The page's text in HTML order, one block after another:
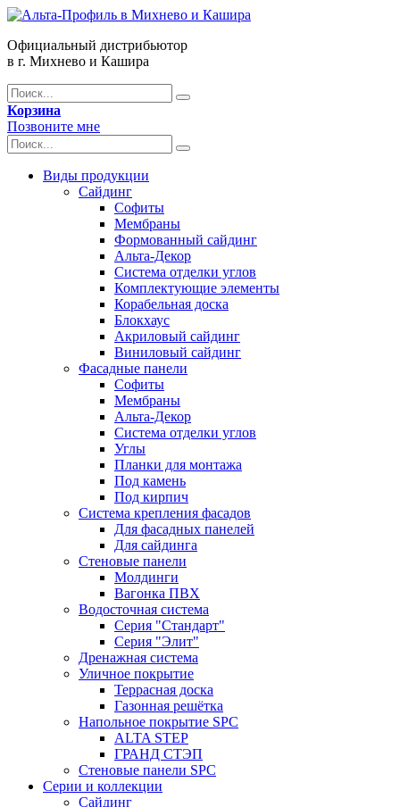
Официальный дистрибьютор
в г. Михнево и Кашира
Корзина
Позвоните мне
Виды продукции
Сайдинг
Софиты
Мембраны
Формованный сайдинг
Альта-Декор
Система отделки углов
Комплектующие элементы
Корабельная доска
Блокхаус
Акриловый сайдинг
Виниловый сайдинг
Фасадные панели
Софиты
Мембраны
Альта-Декор
Система отделки углов
Углы
Планки для монтажа
Под камень
Под кирпич
Система крепления фасадов
Для фасадных панелей
Для сайдинга
Стеновые панели
Молдинги
Вагонка ПВХ
Водосточная система
Серия "Стандарт"
Серия "Элит"
Дренажная система
Уличное покрытие
Террасная доска
Газонная решётка
Напольное покрытие SPC
ALTA STEP
ГРАНД СТЭП
Стеновые панели SPC
Серии и коллекции
Сайдинг